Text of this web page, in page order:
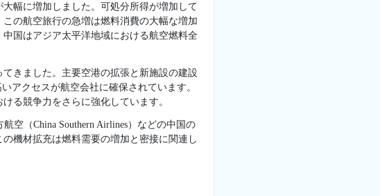
幅に増加しました。可処分所得が増加して
の航空旅行の急増は燃料消費の大幅な増加
国はアジア太平洋地域における航空燃料全
きました。主要空港の拡張と新施設の建設
アクセスが航空会社に確保されています。
る競争力をさらに強化しています。
空（China Southern Airlines）などの中国の
機材拡充は燃料需要の増加と密接に関連し